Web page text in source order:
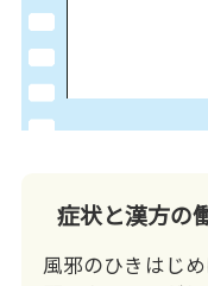
症状と漢方の
風邪のひきはじ